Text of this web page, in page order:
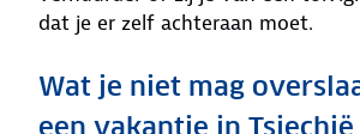
dat je er zelf achteraan moet.
Wat je niet mag
een vakantie in Tsjechië